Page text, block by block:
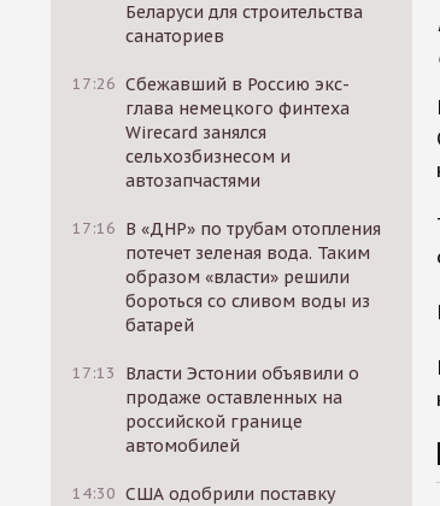
Беларуси для строительства
санаториев
17:26 Сбежавший в Россию экс-
глава немецкого финтеха
Wirecard занялся
сельхозбизнесом и
автозапчастями
17:16 В «ДНР» по трубам отопления
потечет зеленая вода. Таким
образом «власти» решили
бороться со сливом воды из
батарей
17:13
Власти Эстонии объявили о
продаже оставленных на
российской границе
автомобилей
14:30 США одобрили поставку